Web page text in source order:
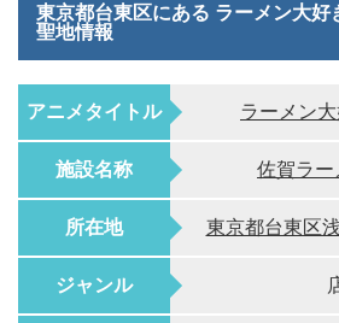
東京都台東区にある ラーメン大好
聖地情報
アニメタイトル ラーメン
施設名称 佐賀ラー
所在地 東京都台東区
ジャンル